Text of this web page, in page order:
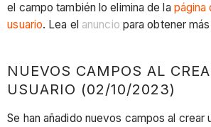
el campo también lo elimina de la página
usuario. Lea el anuncio para obtener
NUEVOS CAMPOS AL
USUARIO (02/10/2023)
Se han añadido nuevos campos al crear